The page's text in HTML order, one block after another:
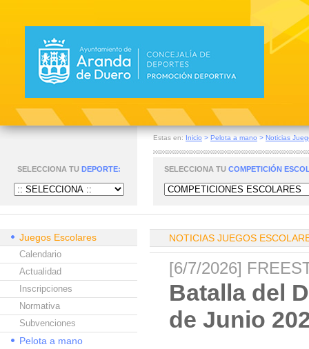
Estas en: Inicio > Pelota a mano > Noticias
SELECCIONA TU DEPORTE: SELECCIONA TU COMPETICIÓN
Juegos Escolares
Calendario
Actualidad
Inscripciones
Normativa
Subvenciones
Pelota a mano
NOTICIAS JUEGOS
[6/7/2026]
Batalla del
de Junio